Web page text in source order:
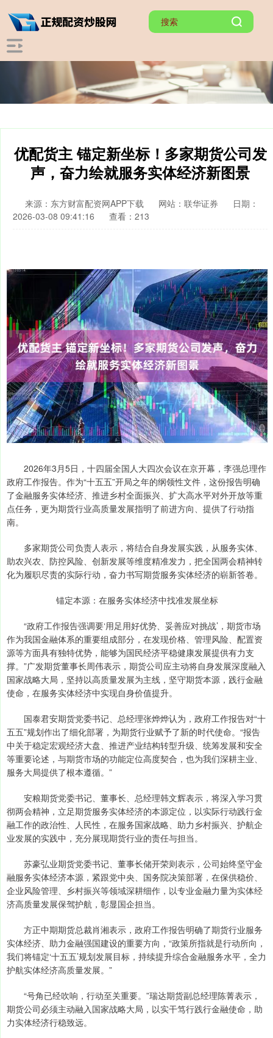
优配货主 锚定新坐标！多家期货公司发
声，奋力绘就服务实体经济新图景
来源：东方财富配资网APP下载 网站：联华证券
日期：
2026-03-08 09:41:16
查看：213
2026年3月5日，十四届全国人大四次会议在京开幕，李强总理作
政府工作报告。作为“十五五”开局之年的纲领性文件，这份报告明确
了金融服务实体经济、推进乡村全面振兴、扩大高水平对外开放等重
点任务，更为期货行业高质量发展指明了前进方向、提供了行动指
南。
多家期货公司负责人表示，将结合自身发展实践，从服务实体、
助农兴农、防控风险、创新发展等维度精准发力，把全国两会精神转
化为履职尽责的实际行动，奋力书写期货服务实体经济的崭新答卷。
锚定本源：在服务实体经济中找准发展坐标
“政府工作报告强调要‘用足用好优势、妥善应对挑战’，期货市场
作为我国金融体系的重要组成部分，在发现价格、管理风险、配置资
源等方面具有独特优势，能够为国民经济平稳健康发展提供有力支
撑。”广发期货董事长周伟表示，期货公司应主动将自身发展深度融入
国家战略大局，坚持以高质量发展为主线，坚守期货本源，践行金融
使命，在服务实体经济中实现自身价值提升。
国泰君安期货党委书记、总经理张烨烨认为，政府工作报告对“十
五五”规划作出了细化部署，为期货行业赋予了新的时代使命。“报告
中关于稳定宏观经济大盘、推进产业结构转型升级、统筹发展和安全
等重要论述，与期货市场的功能定位高度契合，也为我们深耕主业、
服务大局提供了根本遵循。”
安粮期货党委书记、董事长、总经理韩文辉表示，将深入学习贯
彻两会精神，立足期货服务实体经济的本源定位，以实际行动践行金
融工作的政治性、人民性，在服务国家战略、助力乡村振兴、护航企
业发展的实践中，充分展现期货行业的责任与担当。
苏豪弘业期货党委书记、董事长储开荣则表示，公司始终坚守金
融服务实体经济本源，紧跟党中央、国务院决策部署，在保供稳价、
企业风险管理、乡村振兴等领域深耕细作，以专业金融力量为实体经
济高质量发展保驾护航，彰显国企担当。
方正中期期货总裁肖湘表示，政府工作报告明确了期货行业服务
实体经济、助力金融强国建设的重要方向，“政策所指就是行动所向，
我们将锚定‘十五五’规划发展目标，持续提升综合金融服务水平，全力
护航实体经济高质量发展。”
“号角已经吹响，行动至关重要。”瑞达期货副总经理陈菁表示，
期货公司必须主动融入国家战略大局，以实干笃行践行金融使命，助
力实体经济行稳致远。